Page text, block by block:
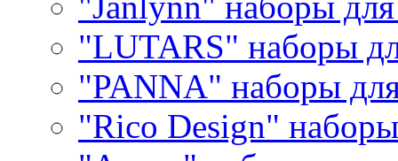
"LUTARS" наборы
"PANNA" наборы
"Rico Design"